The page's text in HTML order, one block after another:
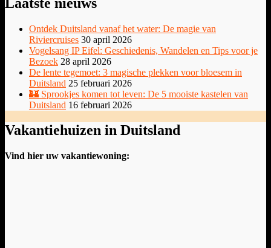
Ontdek Duitsland vanaf het water: De magie van
Riviercruises 30 april 2026
Vogelsang IP Eifel: Geschiedenis, Wandelen en Tips voor je
Bezoek 28 april 2026
De lente tegemoet: 3 magische plekken voor bloesem in
Duitsland 25 februari 2026
🏰 Sprookjes komen tot leven: De 5 mooiste kastelen van
Duitsland 16 februari 2026
Vakantiehuizen in Duitsland
Vind hier uw vakantiewoning: